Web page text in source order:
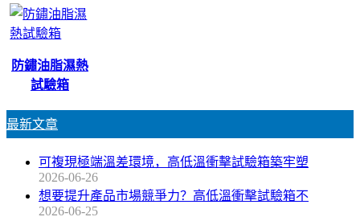
防鏽油脂濕熱
試驗箱
最新文章
可複現極端溫差環境，高低溫衝擊試驗箱築牢塑
2026-06-26
想要提升產品市場競爭力？高低溫衝擊試驗箱不
2026-06-25